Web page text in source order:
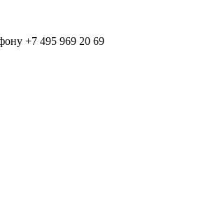
+7 495 969 20 69